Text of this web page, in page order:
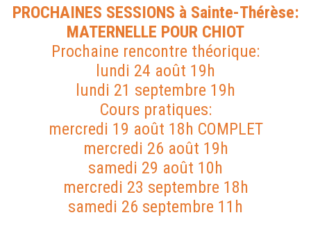
PROCHAINES SESSIONS à Sainte-Thérèse:
MATERNELLE POUR CHIOT
Prochaine rencontre théorique:
lundi 24 août 19h
lundi 21 septembre 19h
Cours pratiques:
mercredi 19 août 18h COMPLET
mercredi 26 août 19h
samedi 29 août 10h
mercredi 23 septembre 18h
samedi 26 septembre 11h